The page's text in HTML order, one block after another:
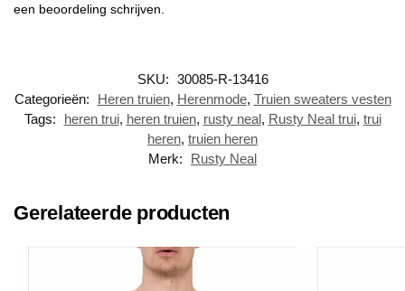
een beoordeling schrijven.
SKU: 30085-R-13416
Categorieën:
Heren truien, Herenmode, Truien sweaters vesten
Tags:
heren trui, heren truien, rusty neal, Rusty Neal trui, trui
heren, truien heren
Merk:
Rusty Neal
Gerelateerde producten